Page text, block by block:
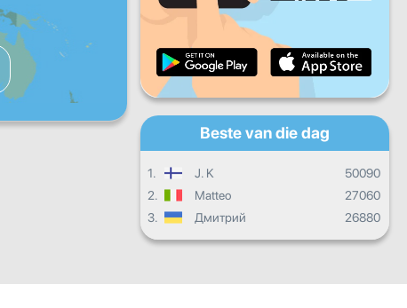
Algehele vordering
Beste van die dag
1. J. K
50090
2.
Matteo
27060
3.
Дмитрий 26880